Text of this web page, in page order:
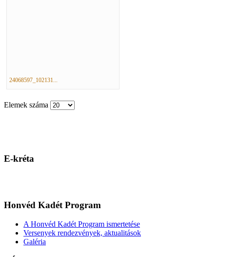
24068597_102131...
Elemek száma
E-kréta
Honvéd Kadét Program
A Honvéd Kadét Program ismertetése
Versenyek rendezvények, aktualitások
Galéria